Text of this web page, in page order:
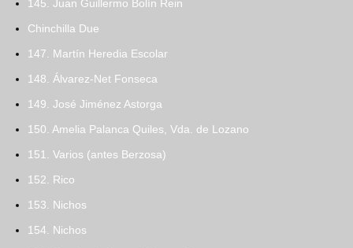
145. Juan Guillermo Bolín Rein
Chinchilla Due
147. Martín Heredia Escolar
148. Álvarez-Net Fonseca
149. José Jiménez Astorga
150. Amelia Palanca Quiles, Vda. de Lozano
151. Varios (antes Berzosa)
152. Rico
153. Nichos
154. Nichos